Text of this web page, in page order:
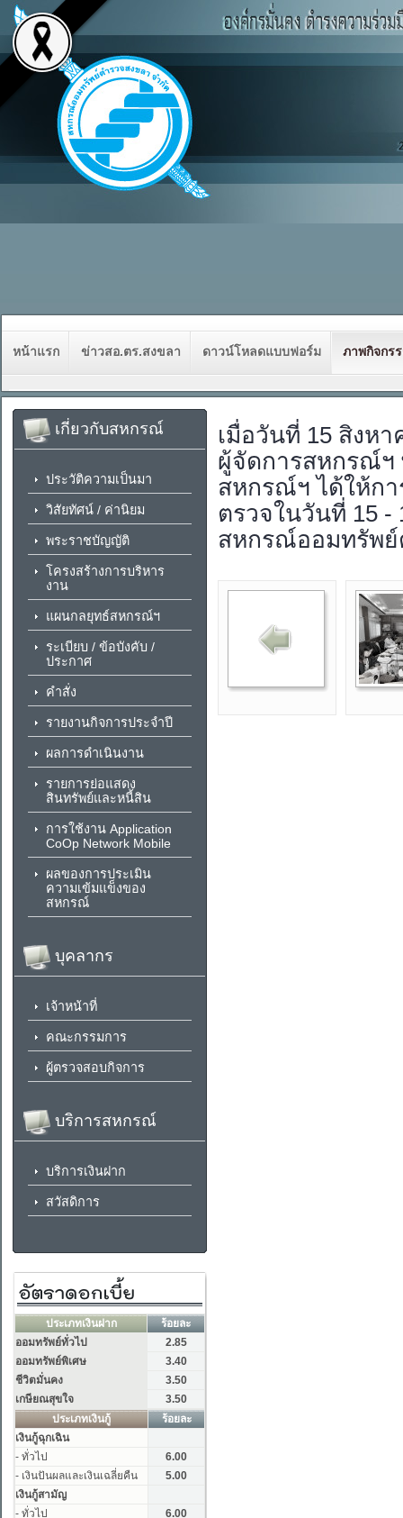
หน้าแรก ข่าวสอ.ตร.สงขลา ดาวน์โหลดแบบฟอร์ม ภาพกิจกร
เมื่อวันที่ 15 สิงห
ผู้จัดการสหกรณ์ฯ
สหกรณ์ฯ ได้ให้ก
ตรวจในวันที่ 15 -
สหกรณ์ออมทรัพย์
เกี่ยวกับสหกรณ์
ประวัติความเป็นมา
วิสัยทัศน์ / ค่านิยม
พระราชบัญญัติ
โครงสร้างการบริหาร
งาน
แผนกลยุทธ์สหกรณ์ฯ
ระเบียบ / ข้อบังคับ /
ประกาศ
คำสั่ง
รายงานกิจการประจำปี
ผลการดำเนินงาน
รายการย่อแสดง
สินทรัพย์และหนี้สิน
การใช้งาน Application
CoOp Network Mobile
ผลของการประเมิน
ความเข้มแข็งของ
สหกรณ์
บุคลากร
เจ้าหน้าที่
คณะกรรมการ
ผู้ตรวจสอบกิจการ
บริการสหกรณ์
บริการเงินฝาก
สวัสดิการ